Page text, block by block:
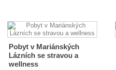
Pobyt v Mariánských
Lázních se stravou a
wellness